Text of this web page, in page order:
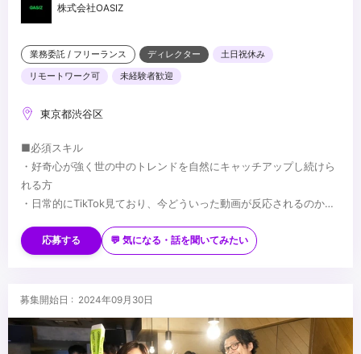
株式会社OASIZ
業務委託 / フリーランス ディレクター
土日祝休み
リモートワーク可
未経験者歓迎
東京都渋谷区
■必須スキル
・好奇心が強く世の中のトレンドを自然にキャッチアップし続けら
れる方
・日常的にTikTok見ており、今どういった動画が反応されるのか多
・縦型動画の企画・制作のご経験
・クライアントとのコミュニケーションスキル
・映像制作に関する知識/経験
・制作コストも踏まえた上で、企画を練り上げることができる方
...
応募する 💬 気になる・話を聞いてみたい
募集開始日 : 2024年09月30日